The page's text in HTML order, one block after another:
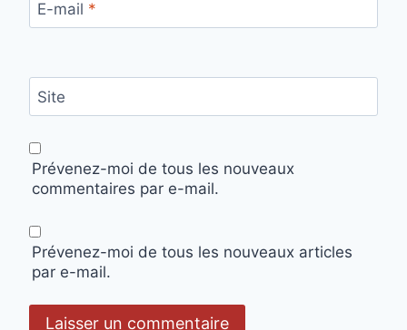
E-mail *
Site
Prévenez-moi de tous les nouveaux
commentaires par e-mail.
Prévenez-moi de tous les nouveaux articles
par e-mail.